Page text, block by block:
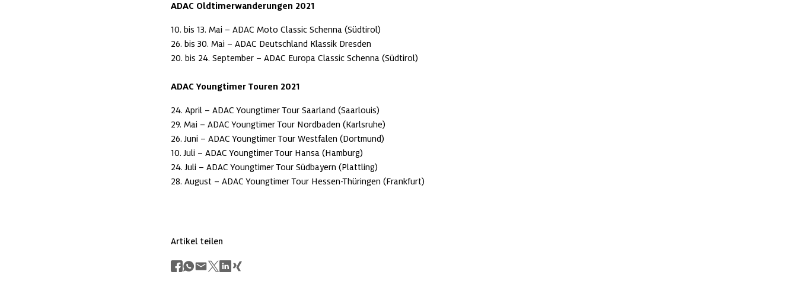
ADAC Oldtimerwanderungen 2021
10. bis 13. Mai – ADAC Moto Classic Schenna (Südtirol)
26. bis 30. Mai – ADAC Deutschland Klassik Dresden
20. bis 24. September – ADAC Europa Classic Schenna (Südtirol)
ADAC Youngtimer Touren 2021
24. April – ADAC Youngtimer Tour Saarland (Saarlouis)
29. Mai – ADAC Youngtimer Tour Nordbaden (Karlsruhe)
26. Juni – ADAC Youngtimer Tour Westfalen (Dortmund)
10. Juli – ADAC Youngtimer Tour Hansa (Hamburg)
24. Juli – ADAC Youngtimer Tour Südbayern (Plattling)
28. August – ADAC Youngtimer Tour Hessen-Thüringen (Frankfurt)
Artikel teilen